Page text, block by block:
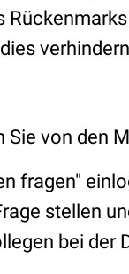
Sie von den
fragen"
stellen
bei der